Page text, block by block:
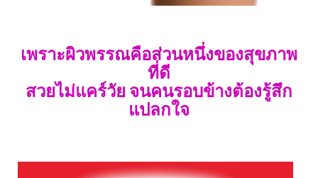
เพราะผิวพรรณคือส่วนหนึ่งของสุขภาพ
ที่ดี
สวยไม่แคร์วัย จนคนรอบข้างต้องรู้สึก
แปลกใจ